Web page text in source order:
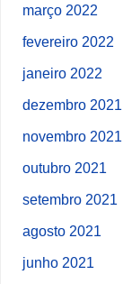
março 2022
fevereiro 2022
janeiro 2022
dezembro 2021
novembro 2021
outubro 2021
setembro 2021
agosto 2021
junho 2021